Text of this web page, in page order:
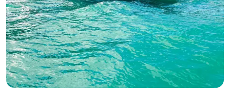
Hold Your Business Meetings with a Bosphorus View on a
Spacieux and Confortable Yacht
Avec capitaine
Yacht a moteur
Navigation 12 Pers. · 18.00m
Le plus bas
5.000 TL
Voir disponibilité et prix